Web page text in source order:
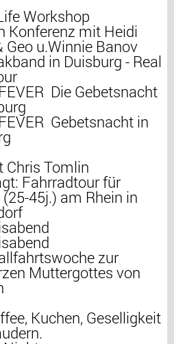
Workshop
Konferenz mit Heidi
Geo u.Winnie Banov
in Duisburg - Real
 Die Gebetsnacht
 Gebetsnacht in
Chris Tomlin
Fahrradtour für
45j.) am Rhein in
zur
Muttergottes von
Kuchen, Geselligkeit